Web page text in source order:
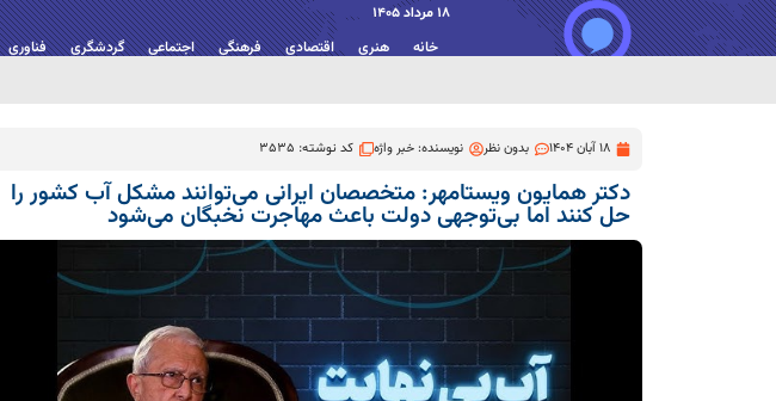
18 مرداد 1405
خانه هنری اقتصادی فرهنگی اجتماعی گردشگری فناوری
18 آبان 1404 بدون نظر نویسنده:خبر واژه کد نوشته: 3535
دکتر همایون ویستامهر: متخصصان ایرانی می‌توانند مشکل آب کشور را
حل کنند اما بی‌توجهی دولت باعث مهاجرت نخبگان می‌شود